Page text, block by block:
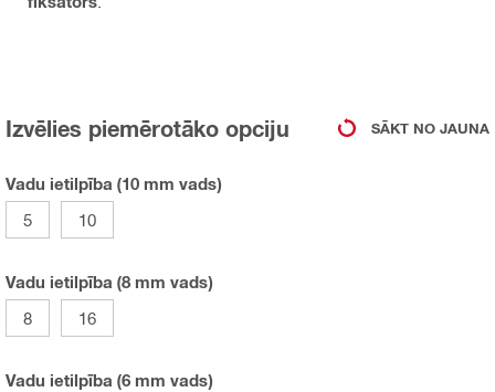
Izvēlies piemērotāko opciju SĀKT NO JAUNA
Vadu ietilpība (10 mm vads)
5
10
Vadu ietilpība (8 mm vads)
8
16
Vadu ietilpība (6 mm vads)